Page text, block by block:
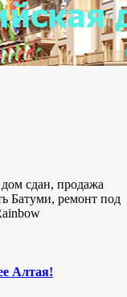
сдан, продажа
Батуми, ремонт под
Алтая!